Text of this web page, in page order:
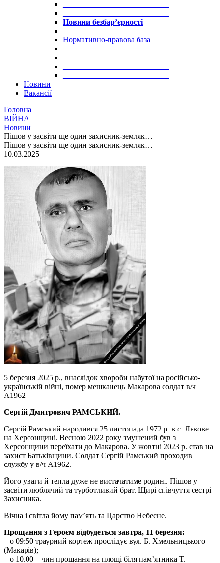
Новини безбар’єрності
Нормативно-правова база
Новини
Вакансії
Головна
ВІЙНА
Новини
Пішов у засвіти ще один захисник-земляк…
Пішов у засвіти ще один захисник-земляк…
10.03.2025
5 березня 2025 р., внаслідок хвороби набутої на російсько-
українській війні, помер мешканець Макарова солдат в/ч
А1962
Сергій Дмитрович РАМСЬКИЙ.
Сергій Рамський народився 25 листопада 1972 р. в с. Львове
на Херсонщині. Весною 2022 року змушений був з
Херсонщини переїхати до Макарова. У жовтні 2023 р. став на
захист Батьківщини. Солдат Сергій Рамський проходив
службу у в/ч А1962.
Його уваги й тепла дуже не вистачатиме родині. Пішов у
засвіти люблячий та турботливий брат. Щирі співчуття сестрі
Захисника.
Вічна і світла йому пам’ять та Царство Небесне.
Прощання з Героєм відбудеться завтра, 11 березня:
– о 09:50 траурний кортеж прослідує вул. Б. Хмельницького
(Макарів);
– о 10.00 – чин прощання на площі біля пам’ятника Т.